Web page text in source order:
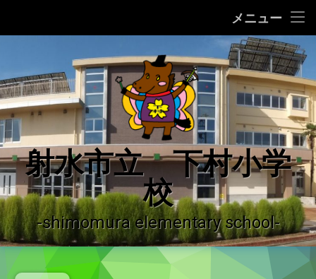
メニュー
学校の沿革
学校運営の概況
♪ 校歌 ♪
運用ガイドライン
登校許可証明書
やっちーの紹介
ン
ツ
へ
ス
キ
ッ
プ
射水市立 下村小学
校
-shimomura elementary school-